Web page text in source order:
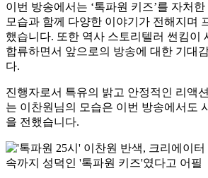
이번 방송에서는 ‘톡파원 키즈’를 자처
모습과 함께 다양한 이야기가 전해지며
했습니다. 또한 역사 스토리텔러 썬킴이
합류하면서 앞으로의 방송에 대한 기대
다.
진행자로서 특유의 밝고 안정적인 리액
는 이찬원님의 모습은 이번 방송에서도
을 전했습니다.